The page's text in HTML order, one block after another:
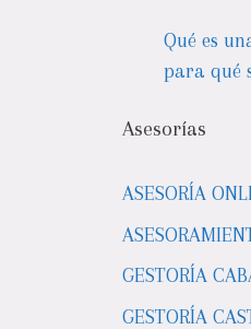
Qué es
para qué
Asesorías
ASESORÍA
GESTORÍA
GESTORÍA